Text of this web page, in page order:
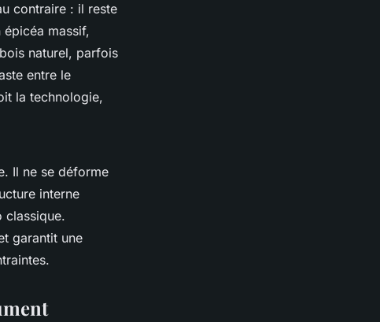
contraire : il reste
épicéa massif,
naturel, parfois
entre le
la technologie,
Il ne se déforme
interne
classique.
garantit une